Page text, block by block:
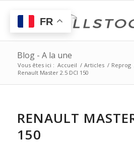
Blog - A la une
Vous êtes ici : Accueil / Articles / Reprog
Renault Master 2.5 DCI 150
RENAULT
150
FR